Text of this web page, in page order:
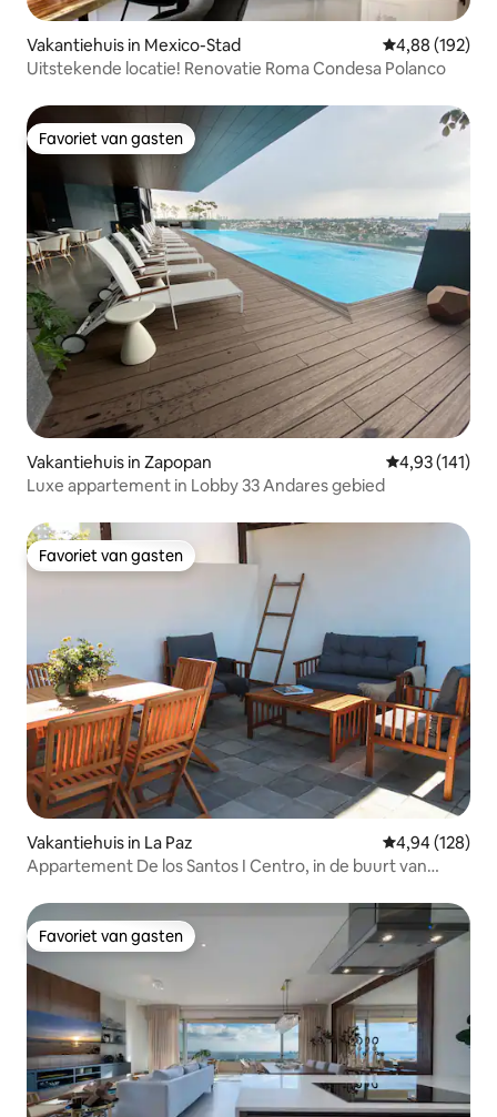
Vakantiehuis in Mexico-Stad Gemiddelde
4,88 (192)
Uitstekende locatie! Renovatie Roma Condesa Polanco
Favoriet van gasten
Favoriet van gasten
Vakantiehuis in Zapopan Gemiddelde
4,93 (141)
Luxe appartement in Lobby 33 Andares gebied
Favoriet van gasten
Favoriet van gasten
Vakantiehuis in La Paz Gemiddelde
4,94 (128)
Appartement De los Santos I Centro, in de buurt van
Favoriet van gasten
Favoriet van gasten